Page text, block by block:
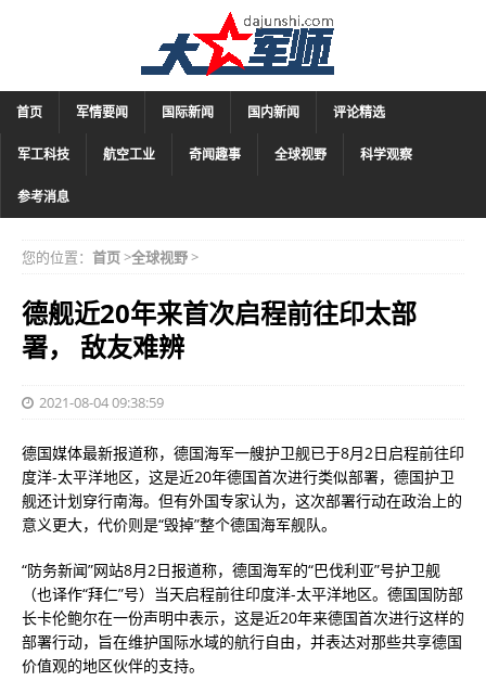
首页 军情要闻 国际新闻 国内新闻 评论精选
军工科技 航空工业 奇闻趣事 全球视野 科学观察
参考消息
您的位置： 首页>全球视野>
德舰近20年来首次启程前往印太部
署， 敌友难辨
2021-08-04 09:38:59
德国媒体最新报道称，德国海军一艘护卫舰已于8月2日启程前往印
度洋-太平洋地区，这是近20年德国首次进行类似部署，德国护卫
舰还计划穿行南海。但有外国专家认为，这次部署行动在政治上的
意义更大，代价则是“毁掉”整个德国海军舰队。
“防务新闻”网站8月2日报道称，德国海军的“巴伐利亚”号护卫舰
（也译作“拜仁”号）当天启程前往印度洋-太平洋地区。德国国防部
长卡伦鲍尔在一份声明中表示，这是近20年来德国首次进行这样的
部署行动，旨在维护国际水域的航行自由，并表达对那些共享德国
价值观的地区伙伴的支持。